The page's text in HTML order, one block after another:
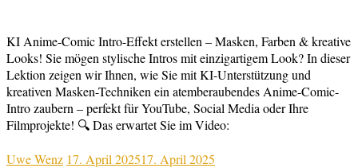
KI Anime-Comic Intro-Effekt erstellen – Masken, Farben & kreative
Looks! Sie mögen stylische Intros mit einzigartigem Look? In dieser
Lektion zeigen wir Ihnen, wie Sie mit KI-Unterstützung und
kreativen Masken-Techniken ein atemberaubendes Anime-Comic-
Intro zaubern – perfekt für YouTube, Social Media oder Ihre
Filmprojekte! 🔍 Das erwartet Sie im Video:
Uwe Wenz 17. April 202517. April 2025